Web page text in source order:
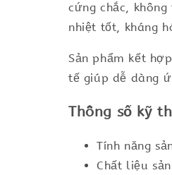
cứng chắc,
nhiệt tốt, kháng
Sản phẩm kết
tế giúp dễ dàng
Thông số kỹ
Tính năng
Chất liệu